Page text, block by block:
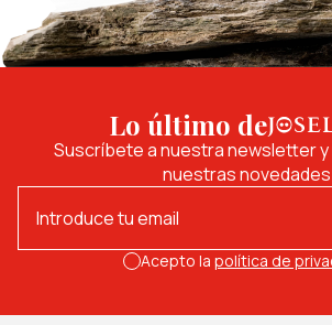
Lo último de
Suscríbete a nuestra newsletter
nuestras novedades
Acepto la política de